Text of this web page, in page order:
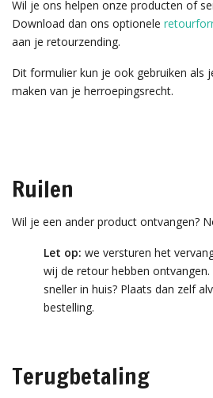
Wil je ons helpen onze producten of
Download dan ons optionele
aan je retourzending.
Dit formulier kun je ook gebruiken als
maken van je herroepingsrecht.
Ruilen
Wil je een ander product ontvangen?
Let op: we versturen het
wij de retour hebben
sneller in huis? Plaats dan zelf
bestelling.
Terugbetaling